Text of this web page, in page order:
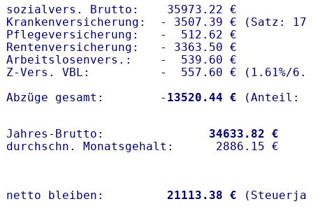
sozialvers. Brutto:    35973.22 €
Krankenversicherung:  - 3507.39 € (Satz:
Pflegeversicherung:   -  512.62 €
Rentenversicherung:   - 3363.50 €
Arbeitslosenvers.:    -  539.60 €
Z-Vers. VBL:          -  557.60 € ( 1.61%/
Abzüge gesamt:        - 13520.44 €
Jahres-Brutto: 34633.82 €
netto bleiben: 21113.38 €